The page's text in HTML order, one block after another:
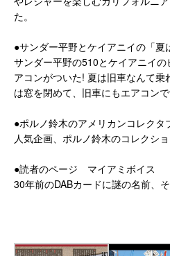
た。
●サンダー平野とケイアニイの「夏
サンダー平野の510とケイアニイ
アコンがついた! 夏は旧車なんて乗
は窓を閉めて、旧車にもエアコン
●ポルノ鈴木のアメリカンコレクタ
人気企画、ポルノ鈴木のコレクショ
●読者のページ マイアミボイス
30年前のDABカードに謎の名前、